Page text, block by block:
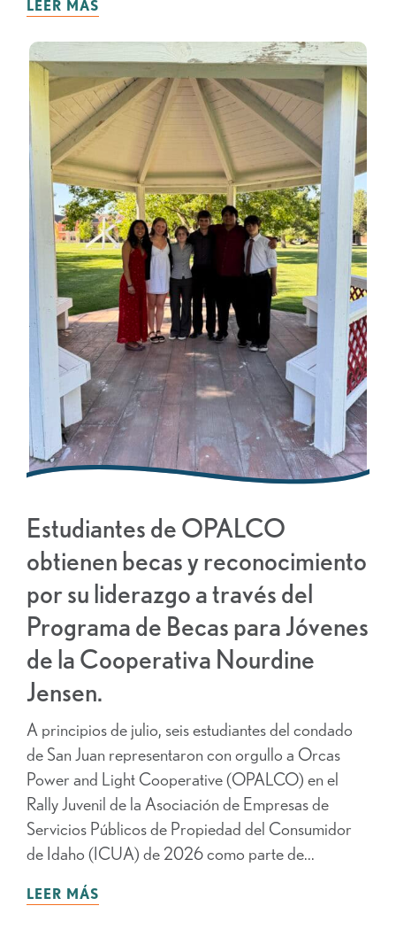
LEER MÁS
Estudiantes de OPALCO
obtienen becas y reconocimiento
por su liderazgo a través del
Programa de Becas para Jóvenes
de la Cooperativa Nourdine
Jensen.
A principios de julio, seis estudiantes del condado
de San Juan representaron con orgullo a Orcas
Power and Light Cooperative (OPALCO) en el
Rally Juvenil de la Asociación de Empresas de
Servicios Públicos de Propiedad del Consumidor
de Idaho (ICUA) de 2026 como parte de...
LEER MÁS